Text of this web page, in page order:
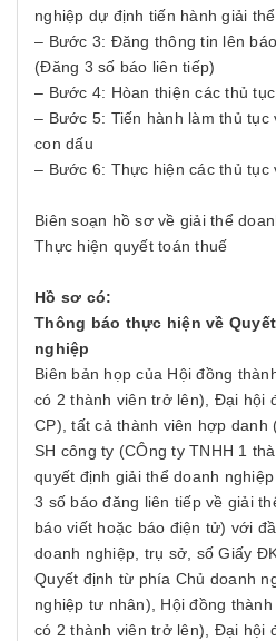
nghiệp dự định tiến hành giải thể
– Bước 3: Đăng thông tin lên
(Đăng 3 số báo liên tiếp)
– Bước 4: Hòan thiện các thủ
– Bước 5: Tiến hành làm thủ
con dấu
– Bước 6: Thực hiện các thủ tục
Biên soạn hồ sơ về giải thể
Thực hiện quyết toán thuế
Hồ sơ có:
Thông báo thực hiện về
nghiệp
Biên bản họp của Hội đồng
có 2 thành viên trở lên), Đại hội
CP), tất cả thành viên hợp danh
SH công ty (CÔng ty TNHH 1
quyết định giải thể doanh nghiệp
3 số báo đăng liên tiếp về giải
báo viết hoặc báo điện tử) với
doanh nghiệp, trụ sở, số Giấy
Quyết định từ phía Chủ doanh
nghiệp tư nhân), Hội đồng
có 2 thành viên trở lên), Đại hội